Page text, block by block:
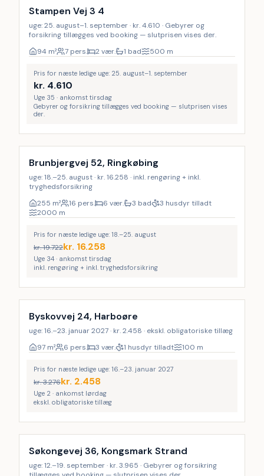
Stampen Vej 3 4
uge: 25. august–1. september · kr. 4.610 · Gebyrer og
forsikring tillægges ved booking — slutprisen vises der.
94 m² 7 pers. 2 vær. 1 bad 500 m
Pris for næste ledige uge: 25. august–1. september
kr. 4.610
Uge 35 · ankomst tirsdag
Gebyrer og forsikring tillægges ved booking — slutprisen vises
der.
LAST MINUTE
Inkl. rengøring
Brunbjergvej 52, Ringkøbing
uge: 18.–25. august · kr. 16.258 · inkl. rengøring + inkl.
tryghedsforsikring
255 m² 16 pers. 6 vær. 3 bad
3 husdyr tilladt
2000 m
Pris for næste ledige uge: 18.–25. august
kr.19.722kr. 16.258
Uge 34 · ankomst tirsdag
inkl. rengøring + inkl. tryghedsforsikring
Byskovvej 24, Harboøre
uge: 16.–23. januar 2027 · kr. 2.458 · ekskl. obligatoriske tillæg
97 m² 6 pers. 3 vær. 1 husdyr tilladt 100 m
Pris for næste ledige uge: 16.–23. januar 2027
kr.3.276kr. 2.458
Uge 2 · ankomst lørdag
ekskl. obligatoriske tillæg
Søkongevej 36, Kongsmark Strand
uge: 12.–19. september · kr. 3.965 · Gebyrer og forsikring